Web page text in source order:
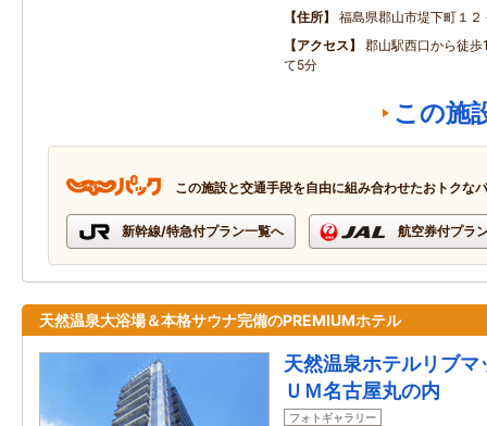
住所
福島県郡山市堤下町１２
アクセス
郡山駅西口から徒
て5分
この施
この施設と交通手段を自由に組み合わせたおトクな
新幹線/特急付プラン一覧へ 航空券付プラ
天然温泉大浴場＆本格サウナ完備のPREMIUMホテル
天然温泉ホテルリブ
ＵＭ名古屋丸の内
フォトギャラリー